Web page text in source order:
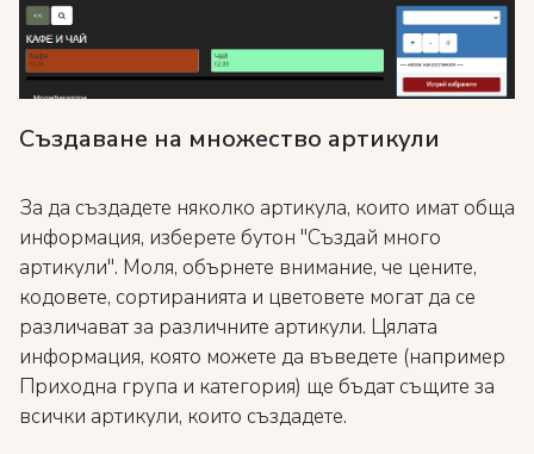
Създаване на множество артикули
За да създадете няколко артикула, които имат обща
информация, изберете бутон "Създай много
артикули". Моля, обърнете внимание, че цените,
кодовете, сортиранията и цветовете могат да се
различават за различните артикули. Цялата
информация, която можете да въведете (например
Приходна група и категория) ще бъдат същите за
всички артикули, които създадете.